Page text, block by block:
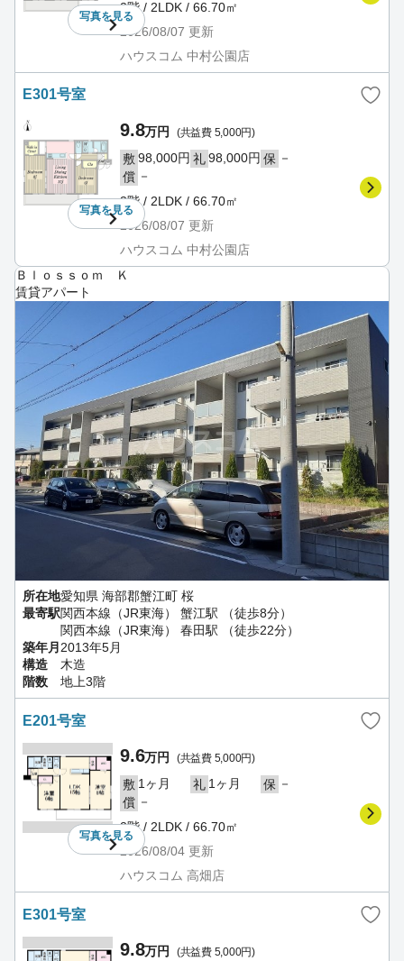
写真を見る
2階 / 2LDK / 66.70㎡
2026/08/07 更新
ハウスコム 中村公園店
E301号室
写真を見る
9.8万円 (共益費 5,000円)
敷98,000円 礼98,000円 保 －
償 －
3階 / 2LDK / 66.70㎡
2026/08/07 更新
ハウスコム 中村公園店
Ｂｌｏｓｓｏｍ Ｋ
賃貸アパート
所在地愛知県 海部郡蟹江町 桜
最寄駅関西本線（JR東海） 蟹江駅 （徒歩8分）
関西本線（JR東海） 春田駅 （徒歩22分）
築年月 2013年5月
構造
木造
階数
地上3階
E201号室
写真を見る
9.6万円 (共益費 5,000円)
敷 1ヶ月 礼 1ヶ月 保 －
償 －
2階 / 2LDK / 66.70㎡
2026/08/04 更新
ハウスコム 高畑店
E301号室
9.8万円 (共益費 5,000円)